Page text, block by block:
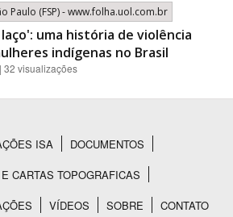
Paulo (FSP) - www.folha.uol.com.br
uma história de violência
indígenas no Brasil
32 visualizações
ISA
DOCUMENTOS
CARTAS TOPOGRAFICAS
VÍDEOS SOBRE CONTATO